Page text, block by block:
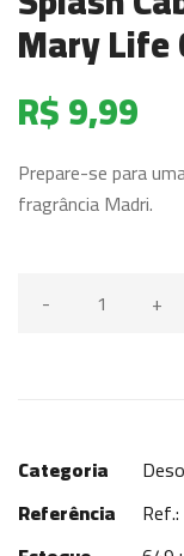
Mary Life
R$ 9,99
Prepare-se para
fragrância Madri.
- +
Categoria
Referência